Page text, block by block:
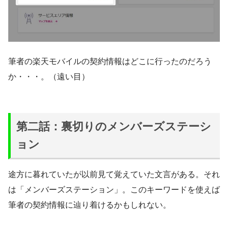
筆者の楽天モバイルの契約情報はどこに行ったのだろう
か・・・。（遠い目）
第二話：裏切りのメンバーズステーシ
ョン
途方に暮れていたが以前見て覚えていた文言がある。それ
は「メンバーズステーション」。このキーワードを使えば
筆者の契約情報に辿り着けるかもしれない。